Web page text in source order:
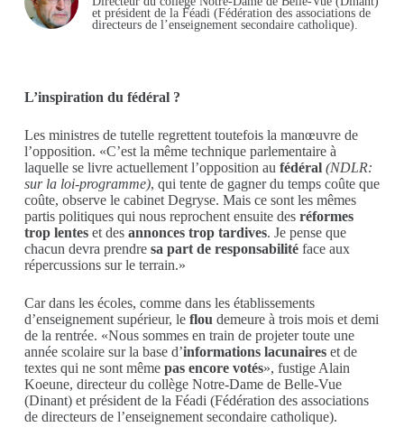
et président de la Féadi (Fédération des associations de
directeurs de l’enseignement secondaire catholique).
L’inspiration du fédéral ?
Les ministres de tutelle regrettent toutefois la manœuvre de
l’opposition. «C’est la même technique parlementaire à
laquelle se livre actuellement l’opposition au fédéral (NDLR:
sur la loi-programme), qui tente de gagner du temps coûte que
coûte, observe le cabinet Degryse. Mais ce sont les mêmes
partis politiques qui nous reprochent ensuite des réformes
trop lentes et des annonces trop tardives. Je pense que
chacun devra prendre sa part de responsabilitéface aux
répercussions sur le terrain.»
Car dans les écoles, comme dans les établissements
d’enseignement supérieur, le flou demeure à trois mois et demi
de la rentrée. «Nous sommes en train de projeter toute une
année scolaire sur la base d’informations lacunaireset de
textes qui ne sont même pas encore votés», fustige Alain
Koeune, directeur du collège Notre-Dame de Belle-Vue
(Dinant) et président de la Féadi (Fédération des associations
de directeurs de l’enseignement secondaire catholique).